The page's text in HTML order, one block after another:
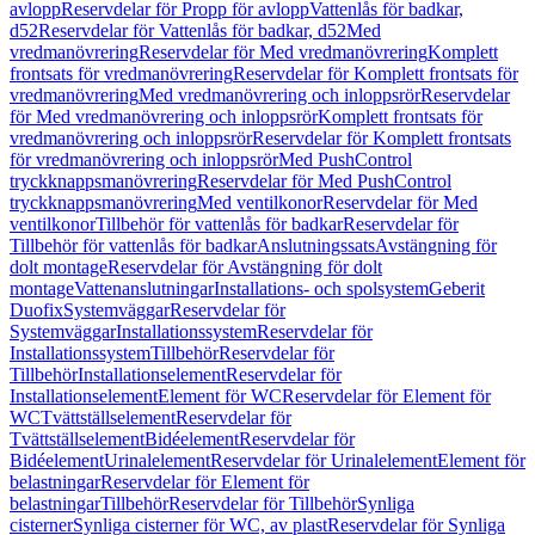
avloppReservdelar för Propp för avloppVattenlås för badkar,
d52Reservdelar för Vattenlås för badkar, d52Med
vredmanövreringReservdelar för Med vredmanövreringKomplett
frontsats för vredmanövreringReservdelar för Komplett frontsats för
vredmanövreringMed vredmanövrering och inloppsrörReservdelar
för Med vredmanövrering och inloppsrörKomplett frontsats för
vredmanövrering och inloppsrörReservdelar för Komplett frontsats
för vredmanövrering och inloppsrörMed PushControl
tryckknappsmanövreringReservdelar för Med PushControl
tryckknappsmanövreringMed ventilkonorReservdelar för Med
ventilkonorTillbehör för vattenlås för badkarReservdelar för
Tillbehör för vattenlås för badkarAnslutningssatsAvstängning för
dolt montageReservdelar för Avstängning för dolt
montageVattenanslutningarInstallations- och spolsystemGeberit
DuofixSystemväggarReservdelar för
SystemväggarInstallationssystemReservdelar för
InstallationssystemTillbehörReservdelar för
TillbehörInstallationselementReservdelar för
InstallationselementElement för WCReservdelar för Element för
WCTvättställselementReservdelar för
TvättställselementBidéelementReservdelar för
BidéelementUrinalelementReservdelar för UrinalelementElement för
belastningarReservdelar för Element för
belastningarTillbehörReservdelar för TillbehörSynliga
cisternerSynliga cisterner för WC, av plastReservdelar för Synliga